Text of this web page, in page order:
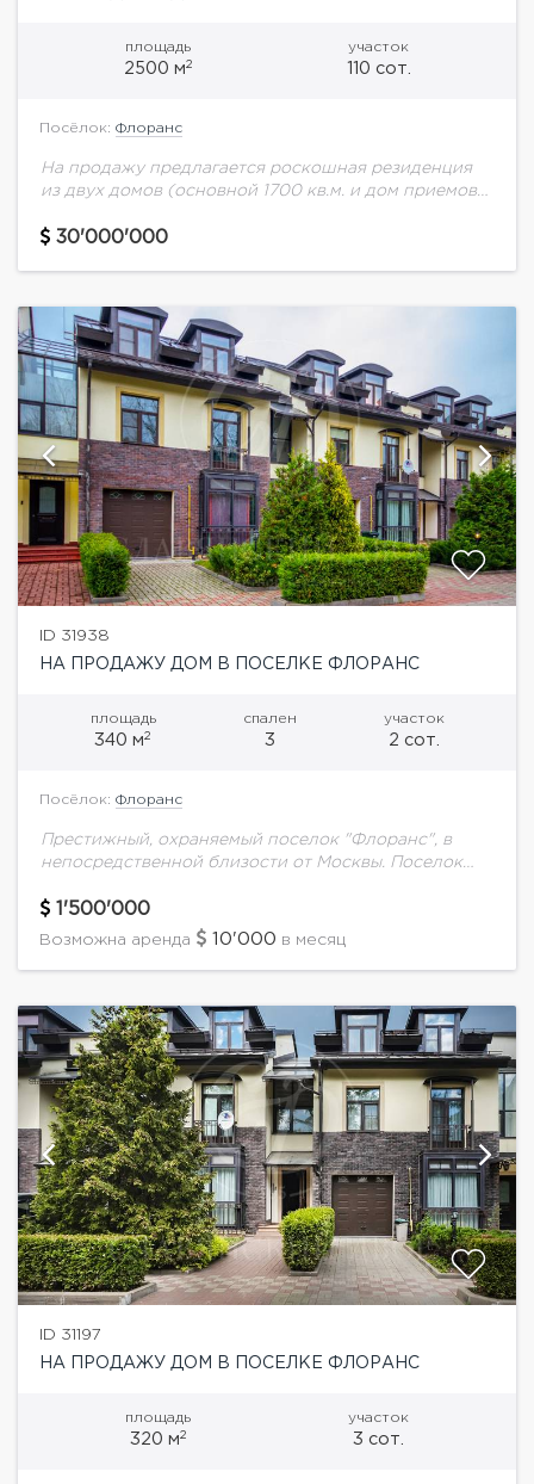
площадь
2500 м2
участок
110 сот.
Посёлок: Флоранс
На продажу предлагается роскошная резиденция
из двух домов (основной 1700 кв.м. и дом приемов
коттеджном поселке Флоранс. На участке...
30'000'000
ID 31938
НА ПРОДАЖУ ДОМ В ПОСЕЛКЕ ФЛОРАНС
площадь
340 м2
спален
3
участок
2 сот.
Посёлок: Флоранс
Престижный, охраняемый поселок "Флоранс", в
непосредственной близости от Москвы. Поселок
первых поселков по пути следования на Рублево-
1'500'000
Возможна аренда 10'000 в месяц
ID 31197
НА ПРОДАЖУ ДОМ В ПОСЕЛКЕ ФЛОРАНС
площадь
320 м2
участок
3 сот.